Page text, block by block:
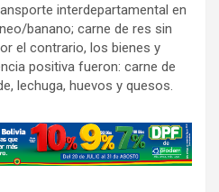
interdepartamental en
banano; carne de res sin
el contrario, los bienes y
positiva fueron: carne de
lechuga, huevos y quesos.